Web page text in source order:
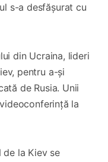
s-a desfășurat cu
din Ucraina, lideri
pentru a-și
de Rusia. Unii
la
de la Kiev se